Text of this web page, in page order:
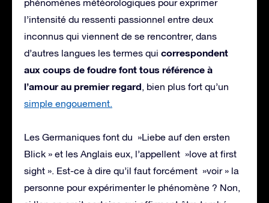
phénomènes météorologiques pour exprimer
l’intensité du ressenti passionnel entre deux
inconnus qui viennent de se rencontrer, dans
d’autres langues les termes qui correspondent
aux coups de foudre font tous référence à
l’amour au premier regard, bien plus fort qu’un
simple engouement.
Les Germaniques font du »Liebe auf den ersten
Blick » et les Anglais eux, l’appellent »love at first
sight ». Est-ce à dire qu’il faut forcément »voir » la
personne pour expérimenter le phénomène ? Non,